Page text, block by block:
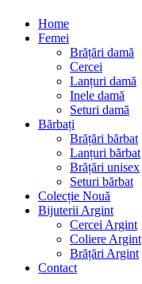
Home
Femei
Brățări damă
Cercei
Lanțuri damă
Inele damă
Seturi damă
Bărbați
Brățări bărbat
Lanțuri bărbat
Brățări unisex
Seturi bărbat
Colecție Nouă
Bijuterii Argint
Cercei Argint
Coliere Argint
Brățări Argint
Contact